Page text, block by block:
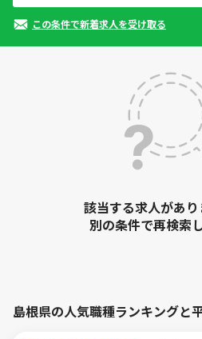
該当する求人があ
別の条件で再検索
この条件で新着求人を受け取る
島根県の人気職種ランキングと